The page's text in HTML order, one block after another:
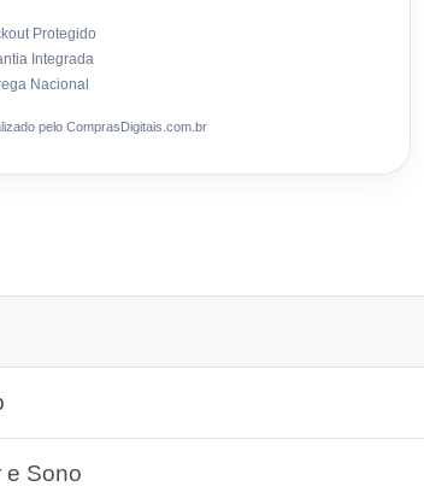
Protegido
Integrada
Nacional
pelo ComprasDigitais.com.br
e Sono